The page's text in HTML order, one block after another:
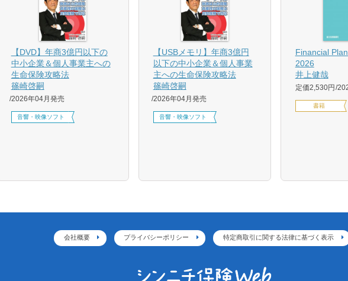
【DVD】年商3億円以下の
中小企業＆個人事業主への
生命保険攻略法
篠崎啓嗣
2026年04月発売
音響・映像ソフト
【USBメモリ】年商3億円
以下の中小企業＆個人事業
主への生命保険攻略法
篠崎啓嗣
2026年04月発売
音響・映像ソフト
Financial
2026
井上健哉
定価2,530円
書籍
会社概要 プライバシーポリシー 特定商取引に関する法律に基づく表示